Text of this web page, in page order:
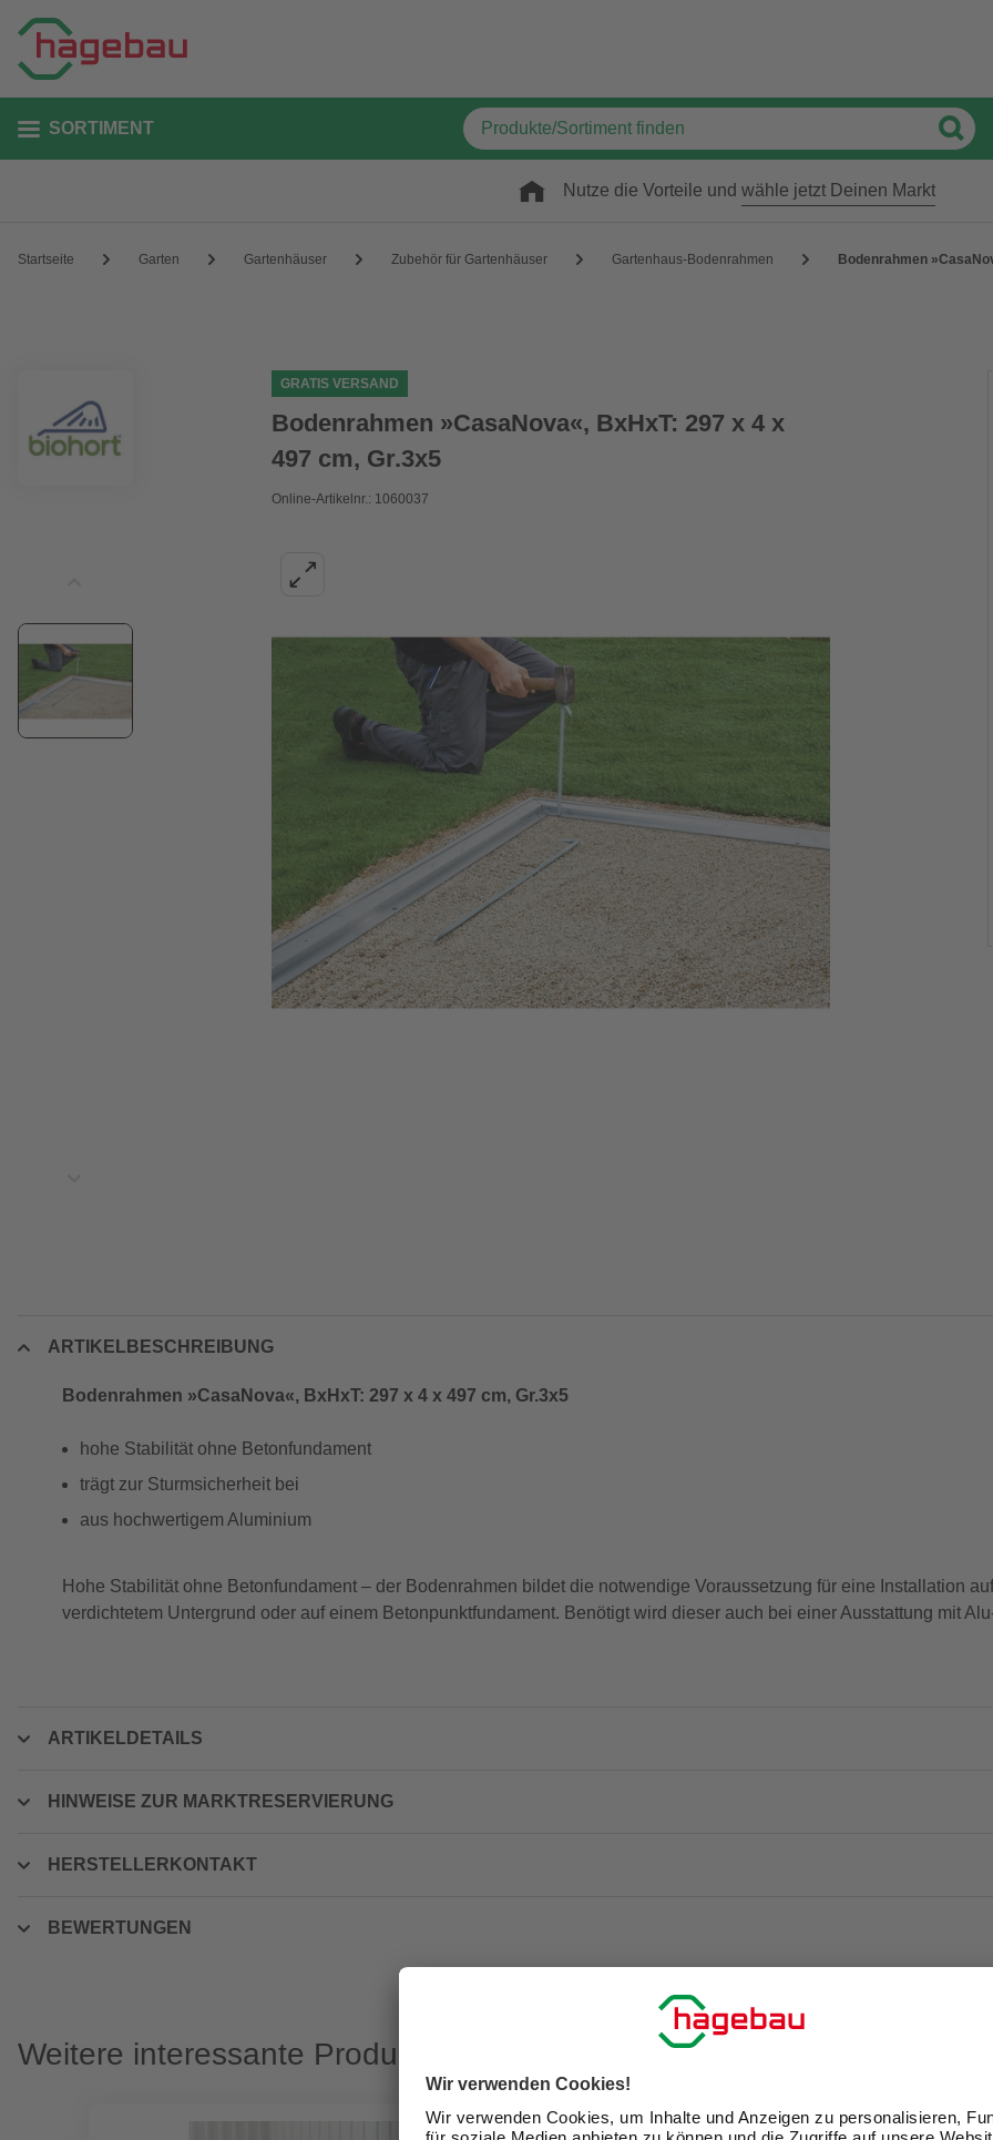
SORTIMENT
Nutze die Vorteile und wähle jetzt Deinen Markt
Startseite Garten Gartenhäuser Zubehör für Gartenhäuser Gartenhaus-Bodenrahmen Bodenrahmen
GRATIS VERSAND
Bodenrahmen »CasaNova«, BxHxT: 297 x 4 x
497 cm, Gr.3x5
Online-Artikelnr.: 1060037
ARTIKELBESCHREIBUNG
Bodenrahmen »CasaNova«, BxHxT: 297 x 4 x 497 cm, Gr.3x5
hohe Stabilität ohne Betonfundament
trägt zur Sturmsicherheit bei
aus hochwertigem Aluminium
Hohe Stabilität ohne Betonfundament – der Bodenrahmen bildet die notwendige Voraussetzung für eine Installation
verdichtetem Untergrund oder auf einem Betonpunktfundament. Benötigt wird dieser auch bei einer Ausstattung mit
ARTIKELDETAILS
HINWEISE ZUR MARKTRESERVIERUNG
HERSTELLERKONTAKT
BEWERTUNGEN
Weitere interessante Produkte